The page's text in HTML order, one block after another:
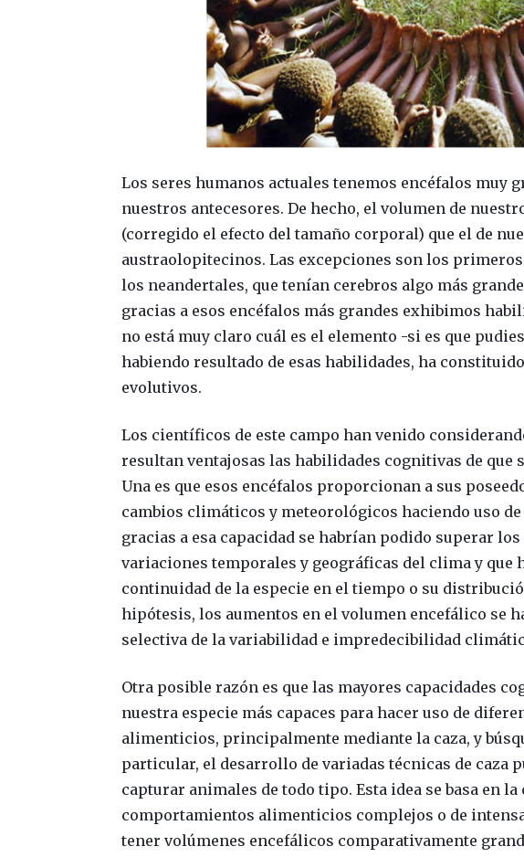
Los seres humanos actuales tenemos encéfalos muy
nuestros antecesores. De hecho, el volumen de
(corregido el efecto del tamaño corporal) que el de
austraolopitecinos. Las excepciones son los
los neandertales, que tenían cerebros algo más
gracias a esos encéfalos más grandes exhibimos
no está muy claro cuál es el elemento -si es que
habiendo resultado de esas habilidades, ha
evolutivos.
Los científicos de este campo han venido
resultan ventajosas las habilidades cognitivas de que
Una es que esos encéfalos proporcionan a sus
cambios climáticos y meteorológicos haciendo uso
gracias a esa capacidad se habrían podido superar
variaciones temporales y geográficas del clima y
continuidad de la especie en el tiempo o su
hipótesis, los aumentos en el volumen encefálico se
selectiva de la variabilidad e impredecibilidad
Otra posible razón es que las mayores capacidades
nuestra especie más capaces para hacer uso de
alimenticios, principalmente mediante la caza, y
particular, el desarrollo de variadas técnicas de caza
capturar animales de todo tipo. Esta idea se basa en
comportamientos alimenticios complejos o de
tener volúmenes encefálicos comparativamente